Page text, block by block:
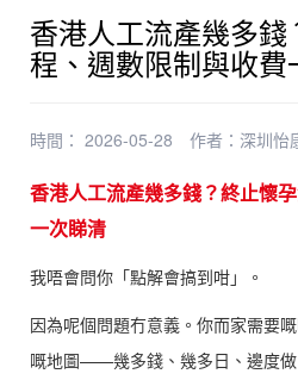
香港人工流產幾多
程、週數限制與收費
時間： 2026-05-28 作者： 深圳怡
香港人工流產幾多錢？終止懷
一次睇清
我唔會問你「點解會搞到咁」。
因為呢個問題冇意義。你而家需要
嘅地圖——幾多錢、幾多日、邊度